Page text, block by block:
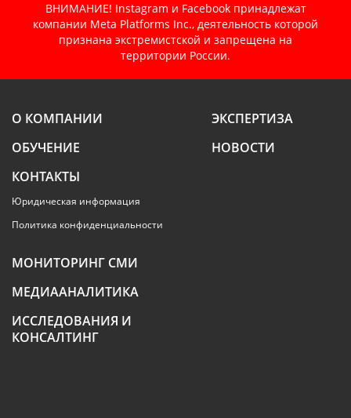
ВНИМАНИЕ! Instagram и Facebook принадлежат
компании Meta Platforms Inc., деятельность которой
признана экстремистской и запрещена на
территории России.
О КОМПАНИИ
ЭКСПЕРТИЗА
ОБУЧЕНИЕ
НОВОСТИ
КОНТАКТЫ
Юридическая информация
Политика конфиденциальности
МОНИТОРИНГ СМИ
МЕДИААНАЛИТИКА
ИССЛЕДОВАНИЯ И
КОНСАЛТИНГ